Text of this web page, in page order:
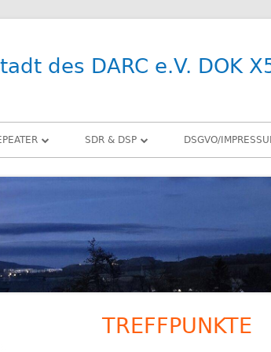
des DARC e.V. DOK
/ TEST
SDR & DSP
LAN-IQ SDR
BELKA DX
DSGVO/
Haupt-
TREFFPUNKTE